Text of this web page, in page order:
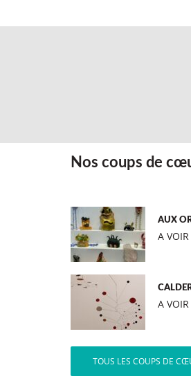
Nos coups de
AUX
A VOIR
A VOIR
TOUS LES COUPS DE